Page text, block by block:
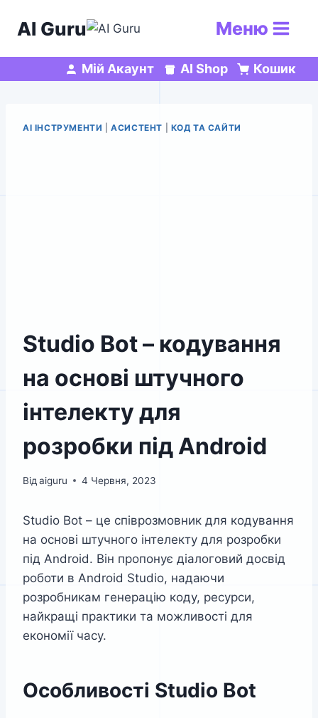
AI Guru Меню
Мій Акаунт AI Shop Кошик
AI ІНСТРУМЕНТИ |АСИСТЕНТ КОД ТА САЙТИ
Studio Bot – кодування
на основі штучного
інтелекту для
розробки під Android
Від aiguru 4 Червня, 2023
Studio Bot – це співрозмовник для кодування
на основі штучного інтелекту для розробки
під Android. Він пропонує діалоговий досвід
роботи в Android Studio, надаючи
розробникам генерацію коду, ресурси,
найкращі практики та можливості для
економії часу.
Особливості Studio Bot